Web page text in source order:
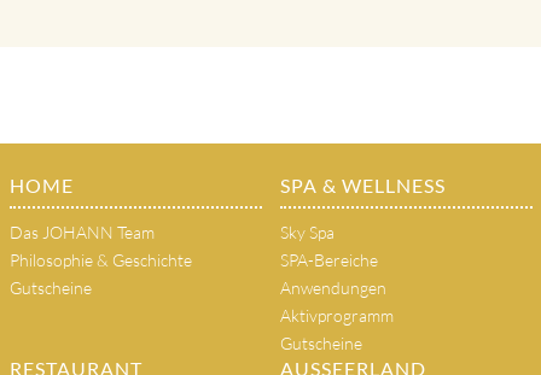
HOME
Das JOHANN Team
Philosophie & Geschichte
Gutscheine
SPA & WELLNESS
Sky Spa
SPA-Bereiche
Anwendungen
Aktivprogramm
Gutscheine
RESTAURANT AUSSEERLAND